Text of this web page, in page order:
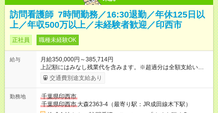
訪問看護師 7時間勤務／16:30退勤／年休125日以
上／年収500万以上／未経験者歓迎／印西市
正社員 職種未経験OK
給与
月給350,000円～385,714円
上記額にはみなし残業代を含みます。※超過分は全額支給いたし
ます。 みなし残業代 67,813円 ～ 73,237円／月 みなし残業時
間 30時間／月 経験7年目相当】 年収：5,000,000円～6,040,000
～ （賞与年2回含む） ※ 経験・能力を考慮し決定します。 給与
内訳・手当 ・基本給＋賞与年2回（計2ヶ月分） ・訪問件数に応
交通費別途支給あり
勤務地
千葉県印西市
千葉県印西市 大森2363-4（最寄り駅：JR成田線木下駅）